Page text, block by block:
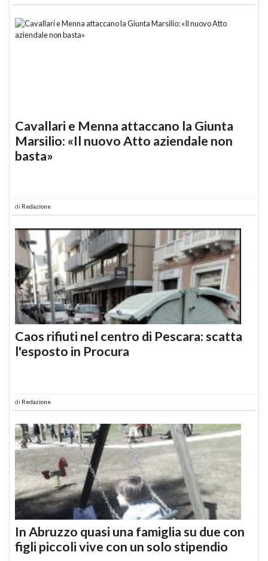
Cavallari e Menna attaccano la Giunta
Marsilio: «Il nuovo Atto aziendale non
basta»
di Redazione
Caos rifiuti nel centro di Pescara: scatta
l'esposto in Procura
di Redazione
In Abruzzo quasi una famiglia su due con
figli piccoli vive con un solo stipendio